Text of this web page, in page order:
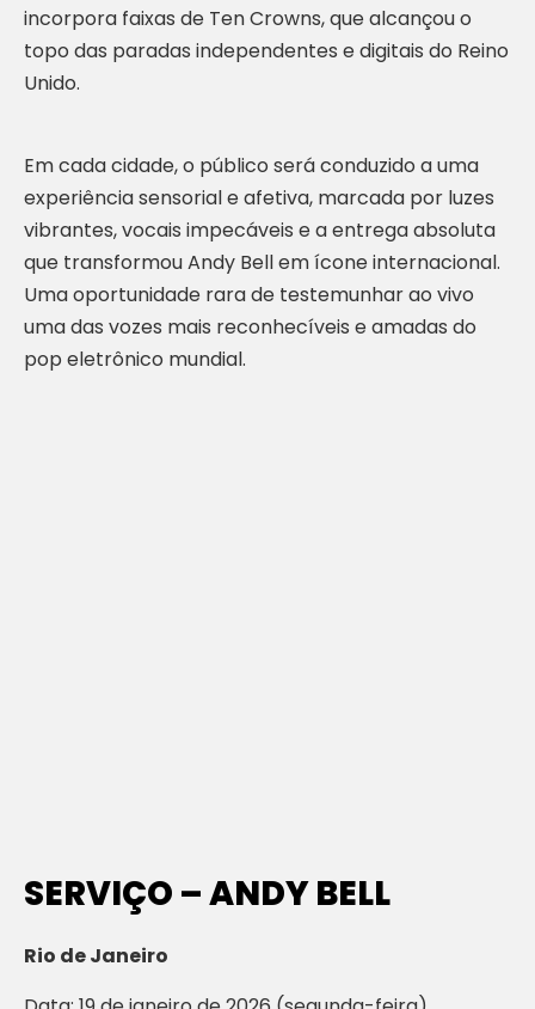
incorpora faixas de Ten Crowns, que alcançou o
topo das paradas independentes e digitais do Reino
Unido.
Em cada cidade, o público será conduzido a uma
experiência sensorial e afetiva, marcada por luzes
vibrantes, vocais impecáveis e a entrega absoluta
que transformou Andy Bell em ícone internacional.
Uma oportunidade rara de testemunhar ao vivo
uma das vozes mais reconhecíveis e amadas do
pop eletrônico mundial.
SERVIÇO – ANDY BELL
Rio de Janeiro